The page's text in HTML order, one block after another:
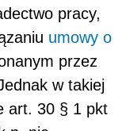
pracy,
umowy o
przez
w takiej
art. 30 § 1 pkt